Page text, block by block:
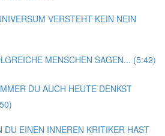
VERSTEHT KEIN NEIN
MENSCHEN SAGEN... (5:42)
DU AUCH HEUTE DENKST
DU EINEN INNEREN KRITIKER HAST